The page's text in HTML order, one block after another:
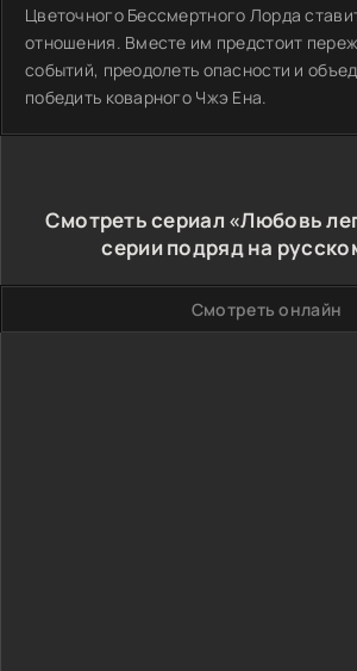
Цветочного Бессмертного Лорда
отношения. Вместе им предстоит
событий, преодолеть опасности и
победить коварного Чжэ Ена.
Смотреть сериал «Любовь
серии подряд на
Смотреть онлайн